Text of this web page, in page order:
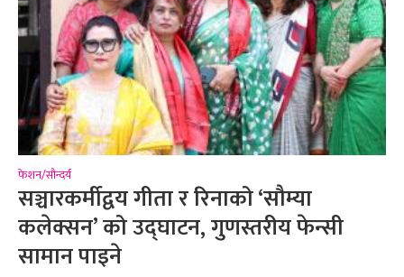
फेशन/सौन्दर्य
सञ्चारकर्मीद्वय गीता र रिनाको ‘सौम्या
कलेक्सन’ को उद्घाटन, गुणस्तरीय फेन्सी
सामान पाइने